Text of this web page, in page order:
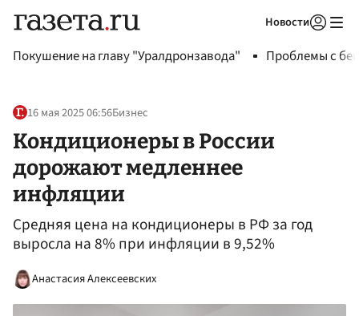
Новости
Покушение на главу "Уралдронзавода" Проблемы с
16 мая 2025 06:56Бизнес
Кондиционеры в России
дорожают медленнее
инфляции
Средняя цена на кондиционеры в РФ за год
выросла на 8% при инфляции в 9,52%
Анастасия Алексеевских